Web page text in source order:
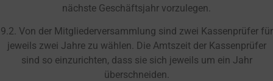
nächste Geschäftsjahr vorzulegen.
9.2. Von der Mitgliederversammlung sind zwei Kassenprüfer für
jeweils zwei Jahre zu wählen. Die Amtszeit der Kassenprüfer
sind so einzurichten, dass sie sich jeweils um ein Jahr
überschneiden.